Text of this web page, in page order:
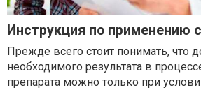
Инструкция по применению
Прежде всего стоит понимать, что
необходимого результата в
препарата можно только при